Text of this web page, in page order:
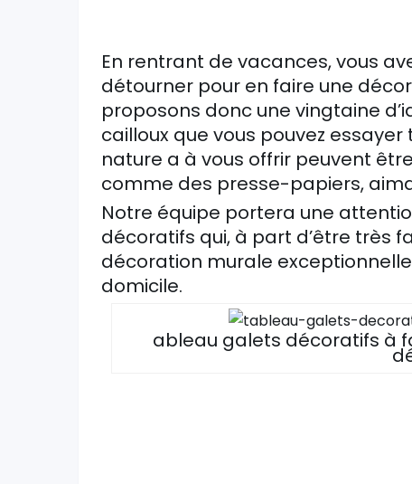
En rentrant de vacances, vous
détourner pour en faire une
proposons donc une vingtaine
cailloux que vous pouvez
nature a à vous offrir peuvent
comme des presse-papiers,
Notre équipe portera une
décoratifs qui, à part d’être très
décoration murale
domicile.
ableau galets décoratifs à